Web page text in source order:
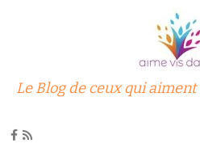
Le Blog de ceux qui